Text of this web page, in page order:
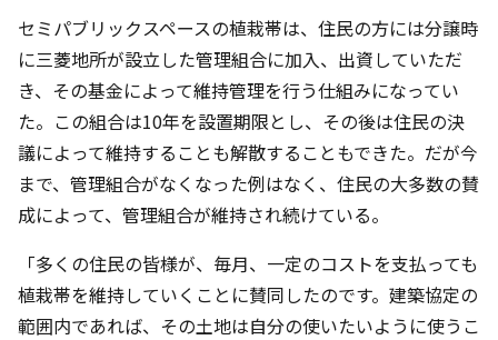
セミパブリックスペースの植栽帯は、住民の方には分譲時
に三菱地所が設立した管理組合に加入、出資していただ
き、その基金によって維持管理を行う仕組みになってい
た。この組合は10年を設置期限とし、その後は住民の決
議によって維持することも解散することもできた。だが今
まで、管理組合がなくなった例はなく、住民の大多数の賛
成によって、管理組合が維持され続けている。
「多くの住民の皆様が、毎月、一定のコストを支払っても
植栽帯を維持していくことに賛同したのです。建築協定の
範囲内であれば、その土地は自分の使いたいように使うこ